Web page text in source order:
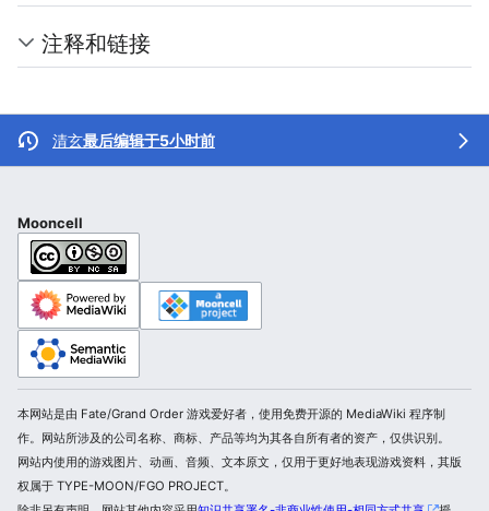
注释和链接
清玄最后编辑于5小时前
Mooncell
本网站是由 Fate/Grand Order 游戏爱好者，使用免费开源的 MediaWiki 程序制
作。网站所涉及的公司名称、商标、产品等均为其各自所有者的资产，仅供识别。
网站内使用的游戏图片、动画、音频、文本原文，仅用于更好地表现游戏资料，其版
权属于 TYPE-MOON/FGO PROJECT。